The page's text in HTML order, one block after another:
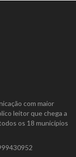
com maior
leitor que chega a
os 18 municípios